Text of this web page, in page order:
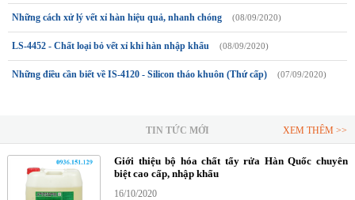
Những cách xử lý vết xỉ hàn hiệu quả, nhanh chóng (08/09/2020)
LS-4452 - Chất loại bỏ vết xỉ khi hàn nhập khẩu (08/09/2020)
Những điều cần biết về IS-4120 - Silicon tháo khuôn (Thứ cấp) (07/09/2020)
TIN TỨC MỚI XEM THÊM >>
Giới thiệu bộ hóa chất tẩy rửa Hàn Quốc chuyên
biệt cao cấp, nhập khẩu
16/10/2020